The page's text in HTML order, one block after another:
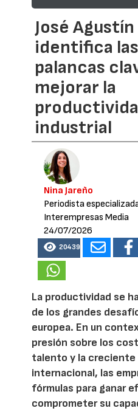
José
identifica
palancas
mejorar la
industrial
Nina Jareño
Periodista
Interempresas Media
24/07/2026
20439
La productividad se
de los grandes
europea. En un
presión sobre los
talento y la
internacional, las
fórmulas para ganar
comprometer su